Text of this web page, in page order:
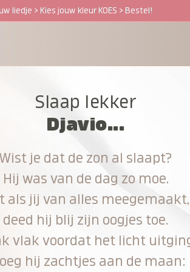
liedje > Kies jouw kleur KOES > Bestel!
Slaap lekker
Djavio...
Wist je dat de zon al slaapt?
Hij was van de dag zo moe.
als jij van alles meegemaakt,
deed hij blij zijn oogjes toe.
vlak voordat het licht
hij zachtjes aan de maan: